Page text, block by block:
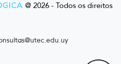
@ 2026 - Todos os direitos